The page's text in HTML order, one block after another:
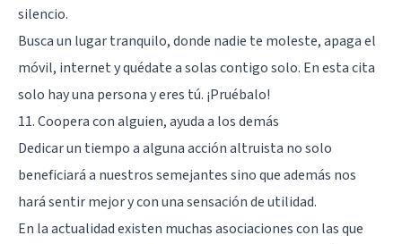
silencio.
Busca un lugar tranquilo, donde nadie te moleste, apaga el
móvil, internet y quédate a solas contigo solo. En esta cita
solo hay una persona y eres tú. ¡Pruébalo!
11. Coopera con alguien, ayuda a los demás
Dedicar un tiempo a alguna acción altruista no solo
beneficiará a nuestros semejantes sino que además nos
hará sentir mejor y con una sensación de utilidad.
En la actualidad existen muchas asociaciones con las que